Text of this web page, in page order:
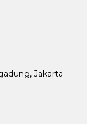
Jakarta